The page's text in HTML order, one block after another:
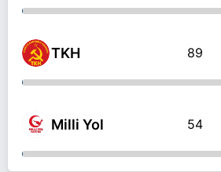
TKH 89
Milli Yol 54